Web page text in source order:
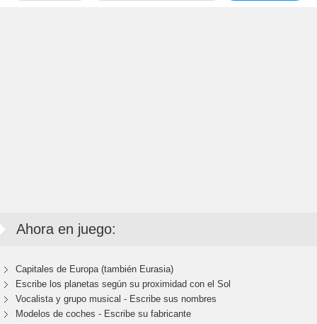
Ahora en juego:
Capitales de Europa (también Eurasia)
Escribe los planetas según su proximidad con el Sol
Vocalista y grupo musical - Escribe sus nombres
Modelos de coches - Escribe su fabricante